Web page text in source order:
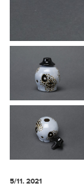
5/11. 2021